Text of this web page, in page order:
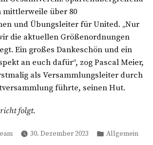
mittlerweile über 80
und Übungsleiter für United. „Nur
die aktuellen Größenordnungen
Ein großes Dankeschön und ein
an euch dafür“, zog Pascal Meier,
als Versammlungsleiter durch
führte, seinen Hut.
folgt.
30. Dezember 2023
Veröffentlicht
Allgemein